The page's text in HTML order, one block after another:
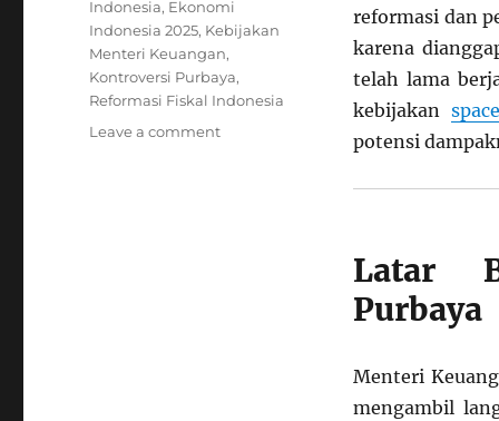
reformasi dan
karena
telah lama
kebijakan
potensi
Latar
Purbaya
Menteri
mengambil
Indonesia, Ekonomi
Indonesia 2025, Kebijakan
Menteri Keuangan,
Kontroversi Purbaya,
Reformasi Fiskal Indonesia
Leave a commenton